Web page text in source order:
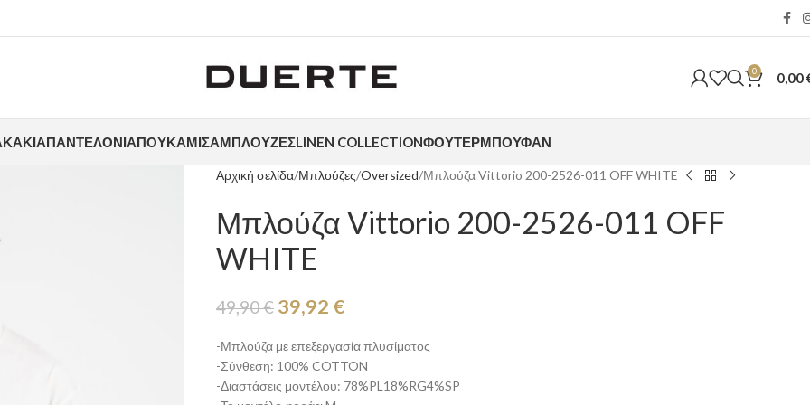
0 0,00
ΠΑΝΤΕΛΌΝΙΑΠΟΥΚΆΜΙΣΑΜΠΛΟΎΖΕΣLINEN COLLECTIONΦΟΎΤΕΡΜΠΟΥΦΆΝ
Αρχική σελίδα Μπλούζες Oversized Μπλούζα Vittorio 200-2526-011 OFF WHITE
Μπλούζα Vittorio 200-2526-011 OFF
WHITE
49,90€ 39,92 €
-Μπλούζα με επεξεργασία πλυσίματος
-Σύνθεση: 100% COTTON
-Διαστάσεις μοντέλου: 78%PL18%RG4%SP